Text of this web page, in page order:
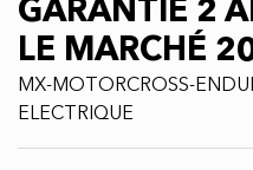
Couleur intérieur :
Gris
Couleur ext. secondaire